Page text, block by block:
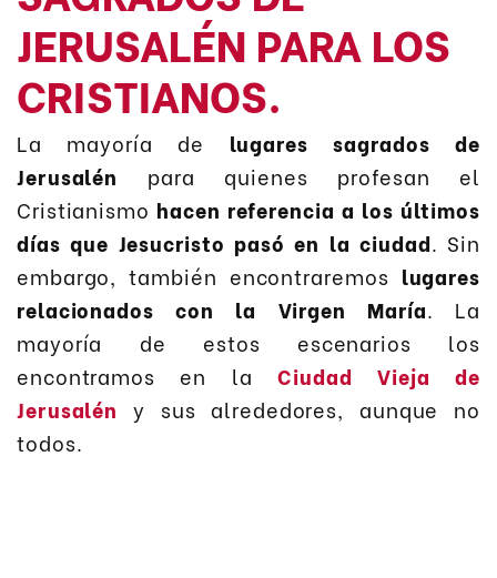
JERUSALÉN PARA LOS
CRISTIANOS.
La mayoría de lugares sagrados de
Jerusalén para quienes profesan el
Cristianismo hacen referencia a los últimos
días que Jesucristo pasó en la ciudad. Sin
embargo, también encontraremos lugares
relacionados con la Virgen María. La
mayoría de estos escenarios los
encontramos en laCiudad Vieja de
Jerusalén y sus alrededores, aunque no
todos.